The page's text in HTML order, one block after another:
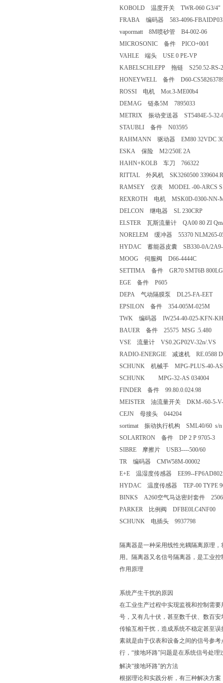
KOBOLD 温度开关 TWR-060 G3/
FRABA 编码器 583-4096-
vapormatt 8M喷砂管 B4-002-06
MICROSONIC 备件 PICO+00/I
VAHLE 端头 USE 0 PE-VP
KABELSCHLEPP 拖链 S250.52-
HONEYWELL 备件 D60-
ROSSI 电机 Mot.3-ME00b4
DEMAG 链条5M 7895033
METRIX 振动变送器 ST5484E-5-
STAUBLI 备件 N03595
RAHMANN 驱动器 EM80 32VDC
ESKA 保险 M2/250E 2A
HAHN+KOLB 车刀 766322
RITTAL 外风机 SK3260500
RAMSEY 仪表 MODEL -00-ARCS
REXROTH 电机 MSK0D-0300-NN-
DELCON 继电器 SL 230CRP
ELSTER 瓦斯流量计 QA00 80 ZI
NORELEM 缓冲器 55370 NLM265-
HYDAC 蓄能器皮囊 SB330-0A/
MOOG 伺服阀 D66-4444C
SETTIMA 备件 GR70 SMT6B
EGE 备件 P605
DEPA 气动隔膜泵 DL25-FA-EET
EPSILON 备件 354-005M-025M
TWK 编码器 IW254-40-025-KFN-
BAUER 备件 25575 MSG .5.480
VSE 流量计 VS0.2GP02V-32n/.VS
RADIO-ENERGIE 减速机 RE.0588
SCHUNK 机械手 MPG-PLUS-40-
SCHUNK MPG-32-AS 034004
FINDER 备件 99.80.0.024.98
MEISTER 油流量开关 DKM-/60-5-
CEJN 母接头 044204
sortimat 振动执行机构 SML40/60 s/
SOLARTRON 备件 DP 2 P 9705-3
SIBRE 摩擦片 USB3----500/60
TR 编码器 CMW58M-00002
E+E 温湿度传感器 EE99--
HYDAC 温度传感器 TEP-00 TYPE
BINKS A260空气马达密封套件
PARKER 比例阀 DFBE0LC4NF00
SCHUNK 电插头 9937798
隔离器是一种采用线性光耦隔离原理
用。隔离器又名信号隔离器，是工业
作用原理
系统产生干扰的原因
在工业生产过程中实现监视和控制需
号，又有几十伏，甚至数千伏、数百
传输互相干扰，造成系统不稳定甚至
素就是由于仪表和设备之间的信号参
行，“接地环路”问题是在系统信号处
解决“接地环路”的方法
根据理论和实践分析，有三种解决方案